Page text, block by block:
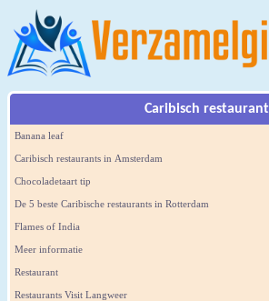
Caribisch restaurant
Banana leaf
Caribisch restaurants in Amsterdam
Chocoladetaart tip
De 5 beste Caribische restaurants in Rotterdam
Flames of India
Meer informatie
Restaurant
Restaurants Visit Langweer